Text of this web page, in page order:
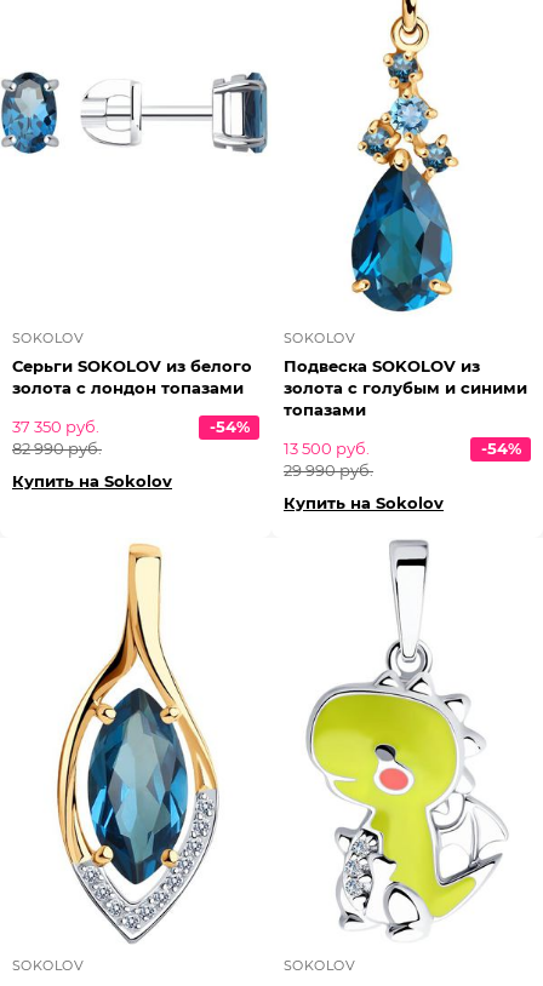
SOKOLOV
Серьги SOKOLOV из белого
золота с лондон топазами
37 350 руб.
82 990 руб.
-54%
Купить на Sokolov
SOKOLOV
Подвеска SOKOLOV из
золота с голубым и синими
топазами
13 500 руб.
29 990 руб.
-54%
Купить на Sokolov
SOKOLOV SOKOLOV